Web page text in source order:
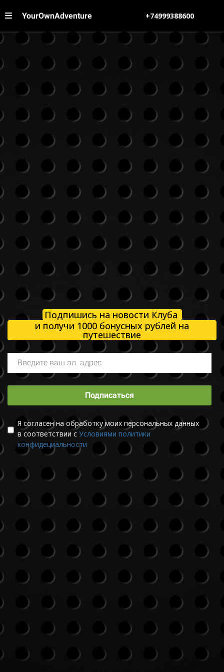
YourOwnAdventure +74999388600
Подпишись на новости Клуба
и получи 1000 бонусных рублей на
путешествие
Подписаться
Я согласен на обработку моих персональных данных
в соответствии с Условиями политики
конфидециальности